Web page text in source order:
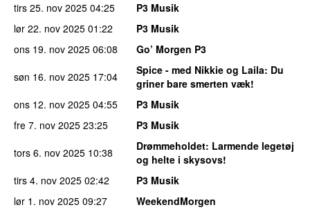
tirs 25. nov 2025 04:25
P3 Musik
lør 22. nov 2025 01:22
P3 Musik
ons 19. nov 2025 06:08
Go’ Morgen P3
søn 16. nov 2025 17:04 Spice - med Nikkie og Laila: Du
griner bare smerten væk!
ons 12. nov 2025 04:55
P3 Musik
fre 7. nov 2025 23:25
P3 Musik
tors 6. nov 2025 10:38 Drømmeholdet: Larmende legetøj
og helte i skysovs!
tirs 4. nov 2025 02:42
P3 Musik
lør 1. nov 2025 09:27
WeekendMorgen